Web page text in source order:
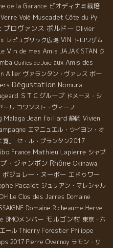
de la Garance ビオディナミ栽培
Volé Muscadet Côte du Py
プロヴァンス ボルドー Olivier
レピュブリック広場 VIN トロワザム
Vin de mes Amis JAJAKISTAN ク
Quilles de Joie aux Amis des
Allier ヴァランタン・ヴァレス ボー
Dégustation Nomura
ＳＴＣグループ ドメーヌ・シ
ール コワンスト・ヴィーノ
Malaga Jean Foillard 静岡 Vivien
エマニュエル・ウイヨン・オ
」 セ・ル・プランタン2017
France Mathieu Lapierre シャブ
・ジャンボン Rhône Okinawa
ボジョレー・ヌーボー エドゥワー
Pacalet ジュリアン・マレシャル
Le Clos des Jarres Domaine
Domaine Richeaume Herve
BMOメンバー モルゴン村 東京・六
ール Thierry Forestier Philippe
2017 Pierre Overnoy ラモン・サ